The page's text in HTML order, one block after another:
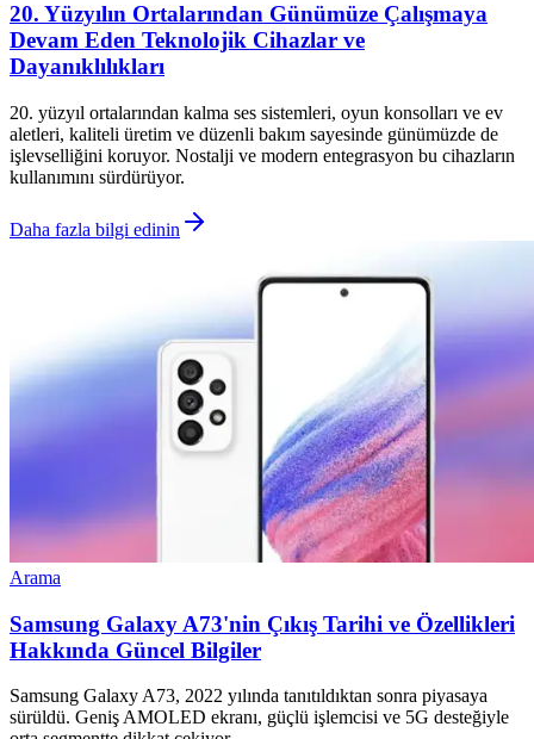
20. Yüzyılın Ortalarından Günümüze Çalışmaya
Devam Eden Teknolojik Cihazlar ve
Dayanıklılıkları
20. yüzyıl ortalarından kalma ses sistemleri, oyun konsolları ve ev
aletleri, kaliteli üretim ve düzenli bakım sayesinde günümüzde de
işlevselliğini koruyor. Nostalji ve modern entegrasyon bu cihazların
kullanımını sürdürüyor.
Daha fazla bilgi edinin
Arama
Samsung Galaxy A73'nin Çıkış Tarihi ve Özellikleri
Hakkında Güncel Bilgiler
Samsung Galaxy A73, 2022 yılında tanıtıldıktan sonra piyasaya
sürüldü. Geniş AMOLED ekranı, güçlü işlemcisi ve 5G desteğiyle